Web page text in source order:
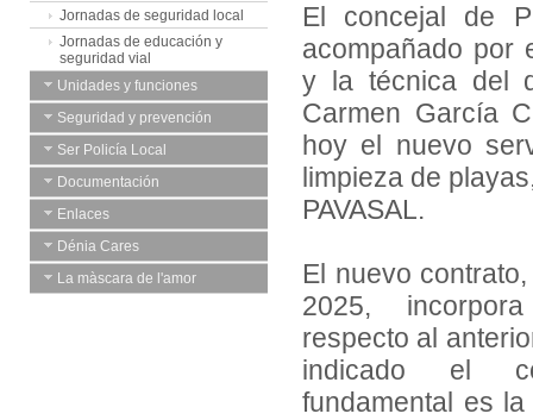
Jornadas de seguridad local
Jornadas de educación y
seguridad vial
Unidades y funciones
Seguridad y prevención
Ser Policía Local
Documentación
Enlaces
Dénia Cares
La màscara de l'amor
El concejal de
acompañado por
y la técnica del
Carmen García
hoy el nuevo
limpieza de
PAVASAL.
El nuevo
2025,
respecto al
indicado el
fundamental es